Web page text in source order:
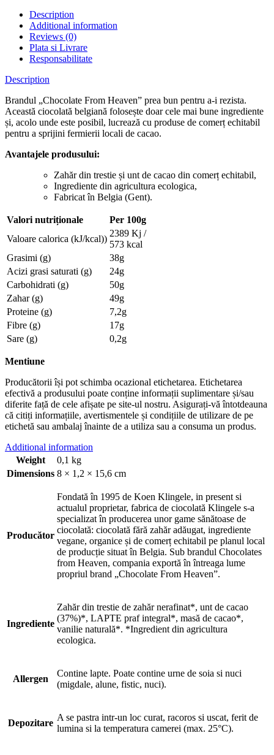
Description
Additional information
Reviews (0)
Plata si Livrare
Responsabilitate
Description
Brandul „Chocolate From Heaven” prea bun pentru a-i rezista.
Această ciocolată belgiană folosește doar cele mai bune ingrediente
și, acolo unde este posibil, lucrează cu produse de comerț echitabil
pentru a sprijini fermierii locali de cacao.
Avantajele produsului:
Zahăr din trestie și unt de cacao din comerț echitabil,
Ingrediente din agricultura ecologica,
Fabricat în Belgia (Gent).
Valori nutriționale
Per 100g
Valoare calorica (kJ/kcal))
2389 Kj /
573 kcal
Grasimi (g)
38g
Acizi grasi saturati (g)
24g
Carbohidrati (g)
50g
Zahar (g)
49g
Proteine (g)
7,2g
Fibre (g)
17g
Sare (g)
0,2g
Mentiune
Producătorii își pot schimba ocazional etichetarea. Etichetarea
efectivă a produsului poate conține informații suplimentare și/sau
diferite față de cele afișate pe site-ul nostru. Asigurați-vă întotdeauna
că citiți informațiile, avertismentele și condițiile de utilizare de pe
etichetă sau ambalaj înainte de a utiliza sau a consuma un produs.
Additional information
Weight
0,1 kg
Dimensions 8 × 1,2 × 15,6 cm
Producător
Fondată în 1995 de Koen Klingele, in present si
actualul proprietar, fabrica de ciocolată Klingele s-a
specializat în producerea unor game sănătoase de
ciocolată: ciocolată fără zahăr adăugat, ingrediente
vegane, organice și de comerț echitabil pe planul local
de producție situat în Belgia. Sub brandul Chocolates
from Heaven, compania exportă în întreaga lume
propriul brand „Chocolate From Heaven”.
Ingrediente
Zahăr din trestie de zahăr nerafinat*, unt de cacao
(37%)*, LAPTE praf integral*, masă de cacao*,
vanilie naturală*. *Ingredient din agricultura
ecologica.
Allergen
Contine lapte. Poate contine urne de soia si nuci
(migdale, alune, fistic, nuci).
Depozitare
A se pastra intr-un loc curat, racoros si uscat, ferit de
lumina si la temperatura camerei (max. 25°C).